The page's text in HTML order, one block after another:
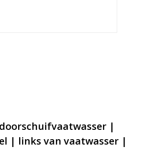
|
| links van vaatwasser |